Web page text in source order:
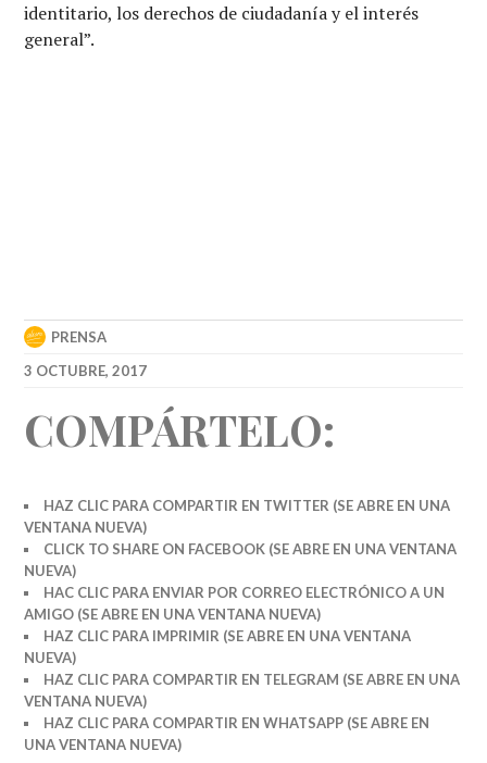
identitario, los derechos de ciudadanía y el interés
general”.
PRENSA
3 OCTUBRE, 2017
COMPÁRTELO:
HAZ CLIC PARA COMPARTIR EN TWITTER (SE ABRE EN UNA
VENTANA NUEVA)
CLICK TO SHARE ON FACEBOOK (SE ABRE EN UNA VENTANA
NUEVA)
HAC CLIC PARA ENVIAR POR CORREO ELECTRÓNICO A UN
AMIGO (SE ABRE EN UNA VENTANA NUEVA)
HAZ CLIC PARA IMPRIMIR (SE ABRE EN UNA VENTANA
NUEVA)
HAZ CLIC PARA COMPARTIR EN TELEGRAM (SE ABRE EN UNA
VENTANA NUEVA)
HAZ CLIC PARA COMPARTIR EN WHATSAPP (SE ABRE EN
UNA VENTANA NUEVA)